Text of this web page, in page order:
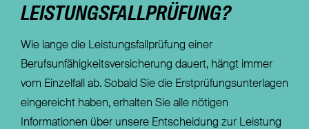
LEISTUNGSFALLPRÜFUNG?
Wie lange die Leistungsfallprüfung einer
Berufsunfähigkeitsversicherung dauert, hängt immer
vom Einzelfall ab. Sobald Sie die Erstprüfungsunterlagen
eingereicht haben, erhalten Sie alle nötigen
Informationen über unsere Entscheidung zur Leistung